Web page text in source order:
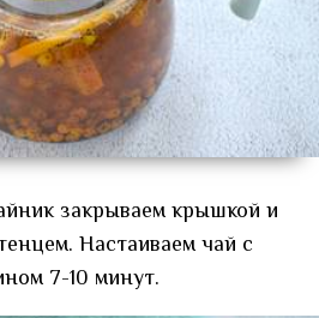
закрываем крышкой и
Настаиваем чай с
7-10 минут.